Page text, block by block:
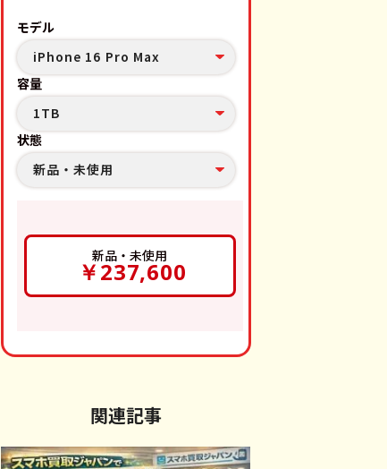
モデル
iPhone 16 Pro Max
容量
1TB
状態
新品・未使用
新品・未使用
￥237,600
関連記事